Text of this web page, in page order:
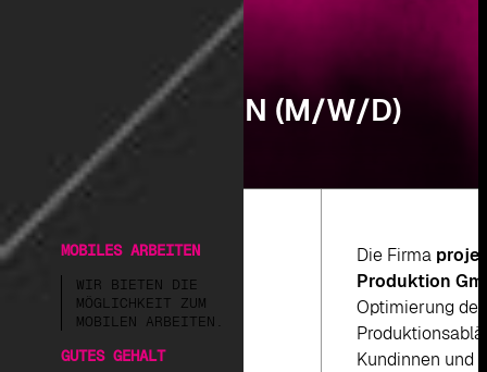
ALT E N (M/W/D)
MOBILES ARBEITEN
WIR BIETEN DIE
MÖGLICHKEIT ZUM
MOBILEN ARBEITEN.
GUTES GEHALT
Die Firma
Produktion
Optimierung der
Kundinnen und